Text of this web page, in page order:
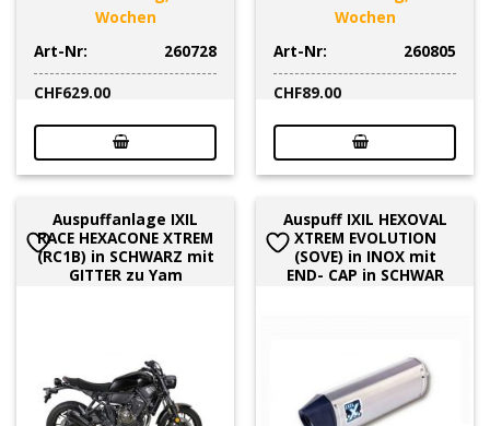
Wochen
Art-Nr:
260728
CHF629.00
Wochen
Art-Nr:
260805
CHF89.00
Auspuffanlage IXIL
RACE HEXACONE XTREM
(RC1B) in SCHWARZ mit
GITTER zu Yam
Auspuff IXIL HEXOVAL
XTREM EVOLUTION
(SOVE) in INOX mit
END- CAP in SCHWAR